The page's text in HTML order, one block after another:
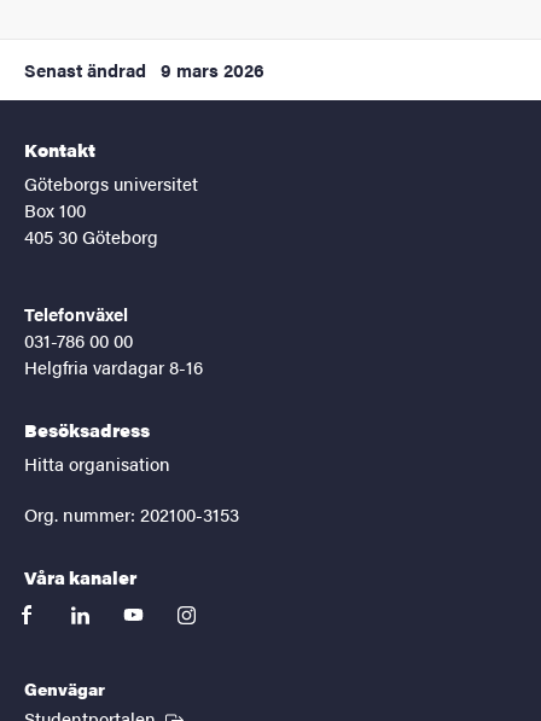
Senast ändrad 9 mars 2026
Kontakt
Göteborgs universitet
Box 100
405 30 Göteborg
Telefonväxel
031-786 00 00
Helgfria vardagar 8-16
Besöksadress
Hitta organisation
Org. nummer: 202100-3153
Våra kanaler
facebooklinkedinyoutubeinstagram
Genvägar